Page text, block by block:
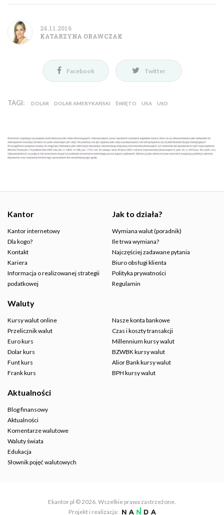
24.11.2016
KATARZYNA ORAWCZAK
Facebook Twitter
TAGI: DOLAR DOLAR AMERYKAŃSKI ŚWIĘTO USA USD
Kantor
Kantor internetowy
Dla kogo?
Kontakt
Kariera
Informacja o realizowanej strategii
podatkowej
Jak to działa?
Wymiana walut (poradnik)
Ile trwa wymiana?
Najczęściej zadawane pytania
Biuro obsługi klienta
Polityka prywatności
Regulamin
Waluty
Kursy walut online
Przelicznik walut
Euro kurs
Dolar kurs
Funt kurs
Frank kurs
Nasze konta bankowe
Czas i koszty transakcji
Millennium kursy walut
BZWBK kursy walut
Alior Bank kursy walut
BPH kursy walut
Aktualności
Blog finansowy
Aktualności
Komentarze walutowe
Waluty świata
Edukacja
Słownik pojęć walutowych
Ekantor.pl © 2026. Wszelkie prawa zastrzeżone.
Projekt i realizacja: